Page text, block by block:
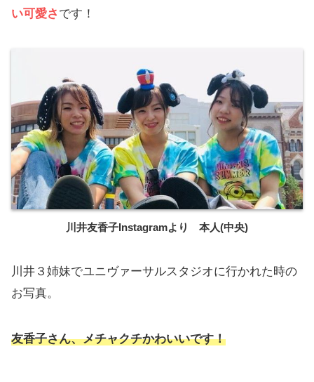
い可愛さ です！
川井友香子Instagramより 本人(中央)
川井３姉妹でユニヴァーサルスタジオに行かれた時の
お写真。
友香子さん、メチャクチかわいいです！